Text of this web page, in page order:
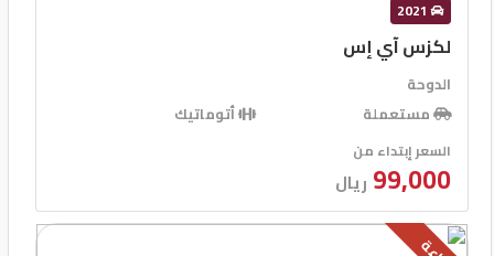
2021
لكزس آي إس
الدوحة
مستعملة
أتوماتيك
السعر إبتداء من
99,000 ريال